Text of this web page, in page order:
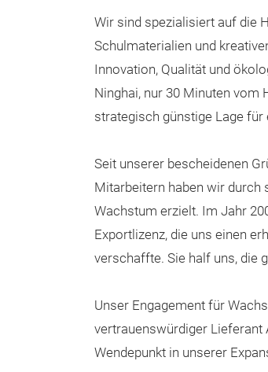
Wir sind spezialisiert auf die
Schulmaterialien und
Innovation, Qualität und
Ninghai, nur 30 Minuten vom
strategisch günstige Lage
Seit unserer bescheidenen
Mitarbeitern haben wir durch
Wachstum erzielt. Im Jahr
Exportlizenz, die uns einen
verschaffte. Sie half uns, die
Unser Engagement für
vertrauenswürdiger Lieferant
Wendepunkt in unserer